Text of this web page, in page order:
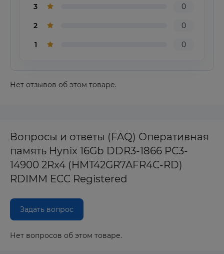
3 0
2 0
1 0
Нет отзывов об этом товаре.
Вопросы и ответы (FAQ) Оперативная
память Hynix 16Gb DDR3-1866 PC3-
14900 2Rx4 (HMT42GR7AFR4C-RD)
RDIMM ECC Registered
Задать вопрос
Нет вопросов об этом товаре.